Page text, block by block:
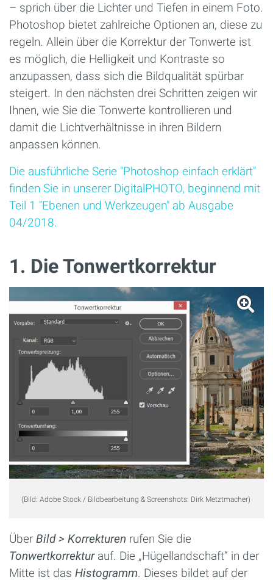
– sprich über die Lichter und Tiefen in einem Foto.
Photoshop bietet zahlreiche Optionen an, diese zu
regeln. Allein über die Korrektur der Tonwerte ist
es möglich, die Helligkeit und Kontraste so
anzupassen, dass sich die Bildqualität spürbar
steigert. In den nächsten drei Schritten zeigen wir
Ihnen, wie Sie die Tonwerte kontrollieren und
damit die Lichtverhältnisse in ihren Bildern
anpassen können.
Die ausführliche Serie "Photoshop einfach erklärt"
finden Sie in unserer DigitalPHOTO, beginnend mit
Teil 1 "Ebenen und Werkzeugen" ab Ausgabe
04/2018.
1. Die Tonwertkorrektur
(Bild: Adobe Stock / Bildbearbeitung & Screenshots: Dirk Metztmacher)
Über Bild > Korrekturen rufen Sie die
Tonwertkorrekturauf. Die „Hügellandschaft“ in der
Mitte ist das Histogramm. Dieses bildet auf der